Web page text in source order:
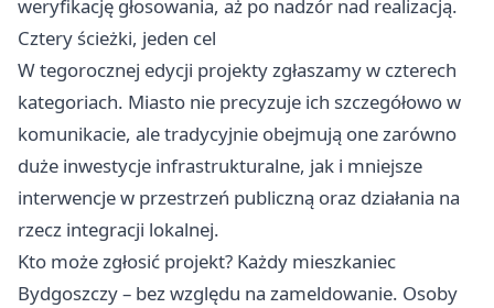
weryfikację głosowania, aż po nadzór nad realizacją.
Cztery ścieżki, jeden cel
W tegorocznej edycji projekty zgłaszamy w czterech
kategoriach. Miasto nie precyzuje ich szczegółowo w
komunikacie, ale tradycyjnie obejmują one zarówno
duże inwestycje infrastrukturalne, jak i mniejsze
interwencje w przestrzeń publiczną oraz działania na
rzecz integracji lokalnej.
Kto może zgłosić projekt? Każdy mieszkaniec
Bydgoszczy – bez względu na zameldowanie. Osoby